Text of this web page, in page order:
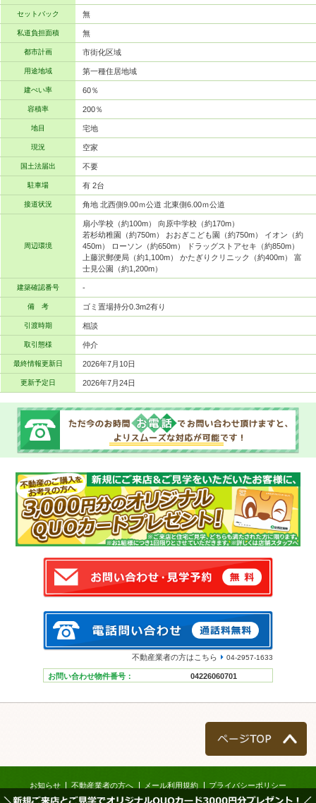
セットバック 無
私道負担面積 無
都市計画 市街化区域
用途地域 第一種住居地域
建ぺい率 60％
容積率 200％
地目 宅地
現況 空家
国土法届出 不要
駐車場 有 2台
接道状況 角地 北西側9.00ｍ公道 北東側6.00ｍ公道
周辺環境
扇小学校（約100m） 向原中学校（約170m）
若杉幼稚園（約750m） おおぎこども園（約750m） イオン（約
450m） ローソン（約650m） ドラッグストアセキ（約850m）
上藤沢郵便局（約1,100m） かたぎりクリニック（約400m） 富
士見公園（約1,200m）
建築確認番号 -
備 考 ゴミ置場持分0.3m2有り
引渡時期 相談
取引態様 仲介
最終情報更新日 2026年7月10日
更新予定日 2026年7月24日
不動産業者の方はこちら 04-2957-1633
お問い合わせ物件番号： 04226060701
お知らせ 不動産業者の方へ メール利用規約 プライバシーポリシー